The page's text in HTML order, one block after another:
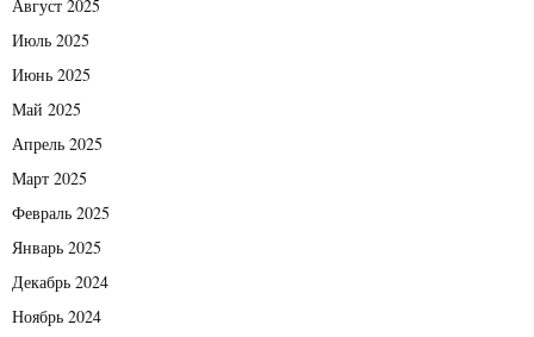
Август 2025
Июль 2025
Июнь 2025
Май 2025
Апрель 2025
Март 2025
Февраль 2025
Январь 2025
Декабрь 2024
Ноябрь 2024